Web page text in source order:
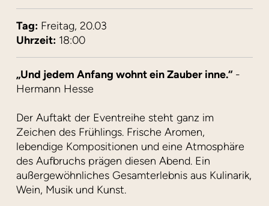
Tag:Freitag, 20.03
Uhrzeit:18:00
„Und jedem Anfang wohnt ein Zauber inne.“-
Hermann Hesse
Der Auftakt der Eventreihe steht ganz im
Zeichen des Frühlings. Frische Aromen,
lebendige Kompositionen und eine Atmosphäre
des Aufbruchs prägen diesen Abend. Ein
außergewöhnliches Gesamterlebnis aus Kulinarik,
Wein, Musik und Kunst.